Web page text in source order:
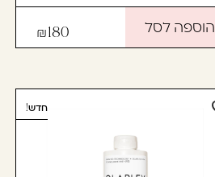
180 הוספה לסל
חדש!